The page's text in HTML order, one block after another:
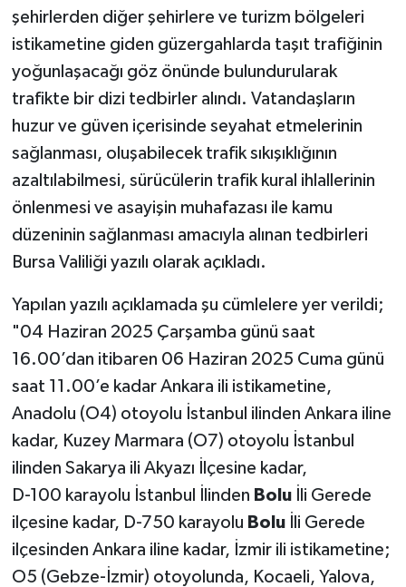
şehirlerden diğer şehirlere ve turizm bölgeleri
istikametine giden güzergahlarda taşıt trafiğinin
yoğunlaşacağı göz önünde bulundurularak
trafikte bir dizi tedbirler alındı. Vatandaşların
huzur ve güven içerisinde seyahat etmelerinin
sağlanması, oluşabilecek trafik sıkışıklığının
azaltılabilmesi, sürücülerin trafik kural ihlallerinin
önlenmesi ve asayişin muhafazası ile kamu
düzeninin sağlanması amacıyla alınan tedbirleri
Bursa Valiliği yazılı olarak açıkladı.
Yapılan yazılı açıklamada şu cümlelere yer verildi;
"04 Haziran 2025 Çarşamba günü saat
16.00’dan itibaren 06 Haziran 2025 Cuma günü
saat 11.00’e kadar Ankara ili istikametine,
Anadolu (O4) otoyolu İstanbul ilinden Ankara iline
kadar, Kuzey Marmara (O7) otoyolu İstanbul
ilinden Sakarya ili Akyazı İlçesine kadar,
D-100 karayolu İstanbul İlinden Boluİli Gerede
ilçesine kadar, D-750 karayolu Boluİli Gerede
ilçesinden Ankara iline kadar, İzmir ili istikametine;
O5 (Gebze-İzmir) otoyolunda, Kocaeli, Yalova,